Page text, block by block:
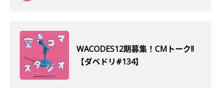
WACODES12期募集！CMトーク!!
【ダベドリ#134】